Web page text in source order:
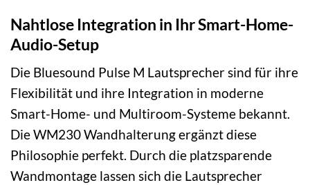
Nahtlose Integration in Ihr Smart-Home-
Audio-Setup
Die Bluesound Pulse M Lautsprecher sind für ihre
Flexibilität und ihre Integration in moderne
Smart-Home- und Multiroom-Systeme bekannt.
Die WM230 Wandhalterung ergänzt diese
Philosophie perfekt. Durch die platzsparende
Wandmontage lassen sich die Lautsprecher